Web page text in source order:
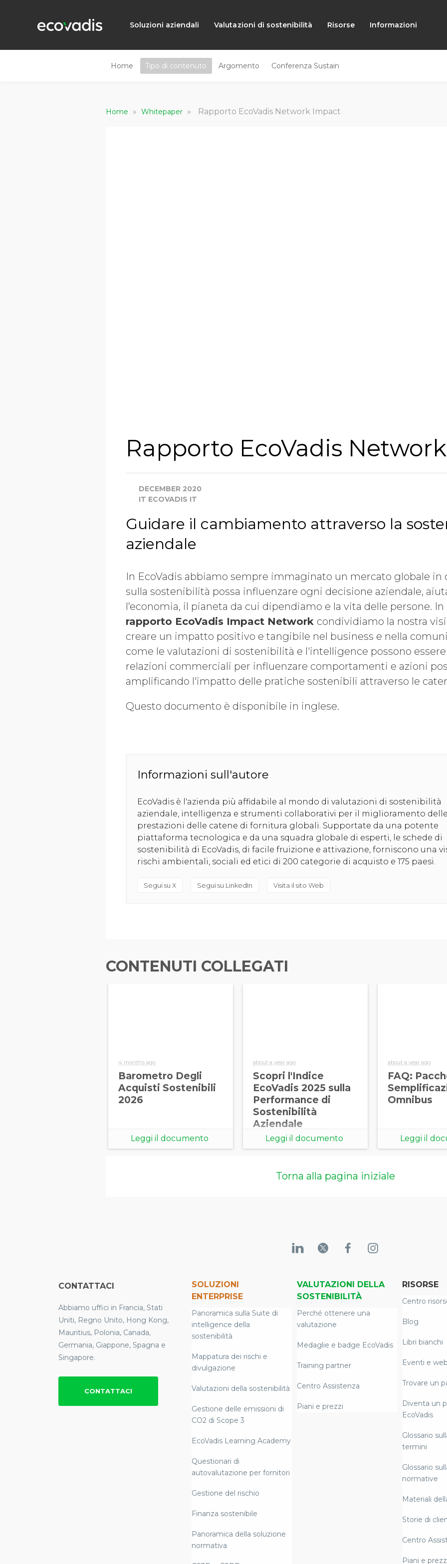
Soluzioni aziendali Valutazioni di sostenibilità Risorse Informazioni
Home Tipo di contenuto Argomento Conferenza Sustain
Home » Whitepaper » Rapporto EcoVadis Network Impact
Rapporto EcoVadis
DECEMBER 2020
IT ECOVADIS IT
Guidare il cambiamento attraverso la
aziendale
In EcoVadis abbiamo sempre immaginato un mercato globale
sulla sostenibilità possa influenzare ogni decisione aziendale,
l’economia, il pianeta da cui dipendiamo e la vita delle persone.
rapporto EcoVadis Impact Network condividiamo la nostra
creare un impatto positivo e tangibile nel business e nella
come le valutazioni di sostenibilità e l'intelligence possono
relazioni commerciali per influenzare comportamenti e azioni
amplificando l'impatto delle pratiche sostenibili attraverso le
Questo documento è disponibile in inglese.
Informazioni sull'autore
EcoVadis è l'azienda più affidabile al mondo di valutazioni di sostenibilità
aziendale, intelligenza e strumenti collaborativi per il miglioramento delle
prestazioni delle catene di fornitura globali. Supportate da una potente
piattaforma tecnologica e da una squadra globale di esperti, le schede di
sostenibilità di EcoVadis, di facile fruizione e attivazione, forniscono una
rischi ambientali, sociali ed etici di 200 categorie di acquisto e 175 paesi.
Segui su X Segui su LinkedIn Visita il sito Web
CONTENUTI COLLEGATI
4 months ago
Barometro Degli
Acquisti Sostenibili
2026
Leggi il documento
about a year ago
Scopri l'Indice
EcoVadis 2025 sulla
Performance di
Sostenibilità
Aziendale
Leggi il documento
about a year ago
FAQ:
Omnibus
Leggi il
Torna alla pagina iniziale
CONTATTACI
Abbiamo uffici in Francia, Stati
Uniti, Regno Unito, Hong Kong,
Mauritius, Polonia, Canada,
Germania, Giappone, Spagna e
Singapore.
CONTATTACI
SOLUZIONI
ENTERPRISE
Panoramica sulla Suite di
intelligence della
sostenibilità
Mappatura dei rischi e
divulgazione
Valutazioni della sostenibilità
Gestione delle emissioni di
CO2 di Scope 3
EcoVadis Learning Academy
Questionari di
autovalutazione per fornitori
Gestione del rischio
Finanza sostenibile
Panoramica della soluzione
normativa
VALUTAZIONI DELLA
SOSTENIBILITÀ
Perché ottenere una
valutazione
Medaglie e badge EcoVadis
Training partner
Centro Assistenza
Piani e prezzi
RISORSE
Centro
Blog
Libri bianchi
Eventi e
Trovare un
Diventa un
EcoVadis
Glossario
termini
Glossario
normative
Materiali
Storie di
Centro
Piani e